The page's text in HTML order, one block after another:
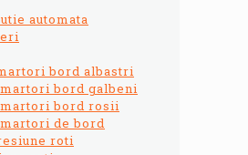
automata
bord albastri
bord galbeni
bord rosii
de bord
roti